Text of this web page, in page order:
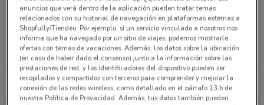
1.6 km
ABIERTO
Av. de los Insurgentes 376, Roma Sur Cuahutémoc
2.3 km
ABIERTO
Todas las tiendas Woolworth
anuncios que verá dentro de la aplicación pueden tratar temas
relacionados con su historial de navegación en plataformas externas a
Shopfully/Tiendeo. Por ejemplo, si un servicio vinculado a nosotros nos
informa que ha navegado por un sitio de viajes, podemos mostrarle
ofertas con temas de vacaciones. Además, los datos sobre la ubicación
(en caso de haber dado el consenso) junto a la información sobre las
prestaciones de red, y los identificadores del dispositivo pueden ser
recopilados y compartidos con terceros para comprender y mejorar la
conexión de las redes wireless, como detallado en el párrafo 13.b de
nuestra Política de Provacidad. Además, tus datos también pueden